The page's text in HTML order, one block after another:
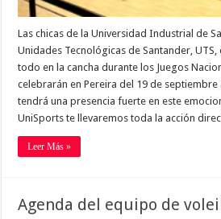
Las chicas de la Universidad Industrial de
Unidades Tecnológicas de Santander,
todo en la cancha durante los Juegos
celebrarán en Pereira del 19 de
tendrá una presencia fuerte en este
UniSports te llevaremos toda la acción
Leer Más »
Agenda del equipo de